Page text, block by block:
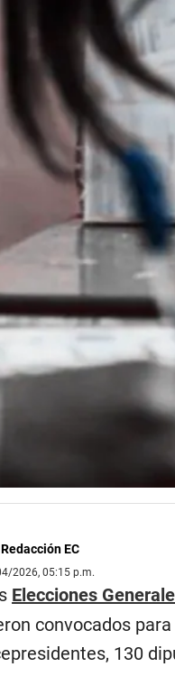
Redacción EC
2026, 05:15 p.m.
Elecciones
convocados
130